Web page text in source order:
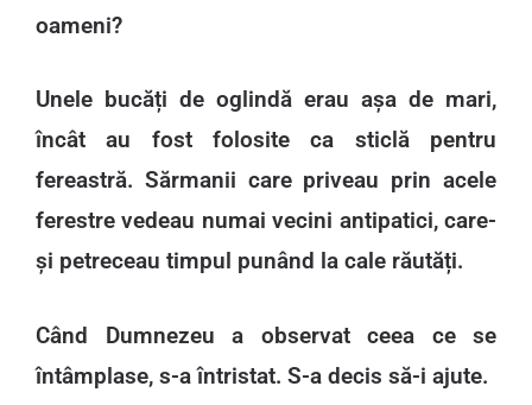
oameni?
Unele bucăți de oglindă erau așa de mari,
încât au fost folosite ca sticlă pentru
fereastră. Sărmanii care priveau prin acele
ferestre vedeau numai vecini antipatici, care-
și petreceau timpul punând la cale răutăți.
Când Dumnezeu a observat ceea ce se
întâmplase, s-a întristat. S-a decis să-i ajute.